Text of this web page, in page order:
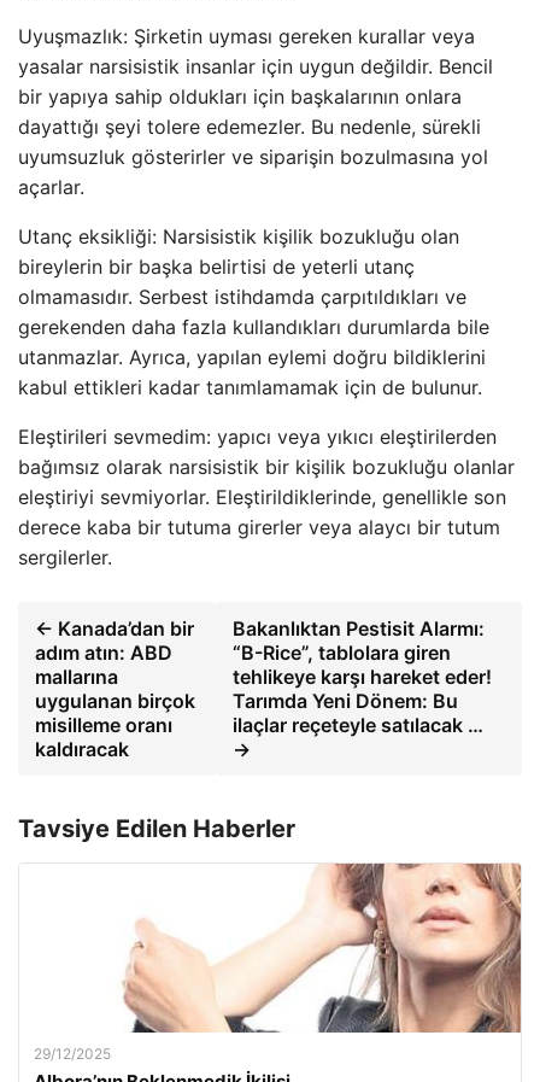
Uyuşmazlık: Şirketin uyması gereken kurallar veya
yasalar narsisistik insanlar için uygun değildir. Bencil
bir yapıya sahip oldukları için başkalarının onlara
dayattığı şeyi tolere edemezler. Bu nedenle, sürekli
uyumsuzluk gösterirler ve siparişin bozulmasına yol
açarlar.
Utanç eksikliği: Narsisistik kişilik bozukluğu olan
bireylerin bir başka belirtisi de yeterli utanç
olmamasıdır. Serbest istihdamda çarpıtıldıkları ve
gerekenden daha fazla kullandıkları durumlarda bile
utanmazlar. Ayrıca, yapılan eylemi doğru bildiklerini
kabul ettikleri kadar tanımlamamak için de bulunur.
Eleştirileri sevmedim: yapıcı veya yıkıcı eleştirilerden
bağımsız olarak narsisistik bir kişilik bozukluğu olanlar
eleştiriyi sevmiyorlar. Eleştirildiklerinde, genellikle son
derece kaba bir tutuma girerler veya alaycı bir tutum
sergilerler.
← Kanada’dan bir
adım atın: ABD
mallarına
uygulanan birçok
misilleme oranı
kaldıracak
Bakanlıktan Pestisit Alarmı:
“B-Rice”, tablolara giren
tehlikeye karşı hareket eder!
Tarımda Yeni Dönem: Bu
ilaçlar reçeteyle satılacak …
→
Tavsiye Edilen Haberler
29/12/2025